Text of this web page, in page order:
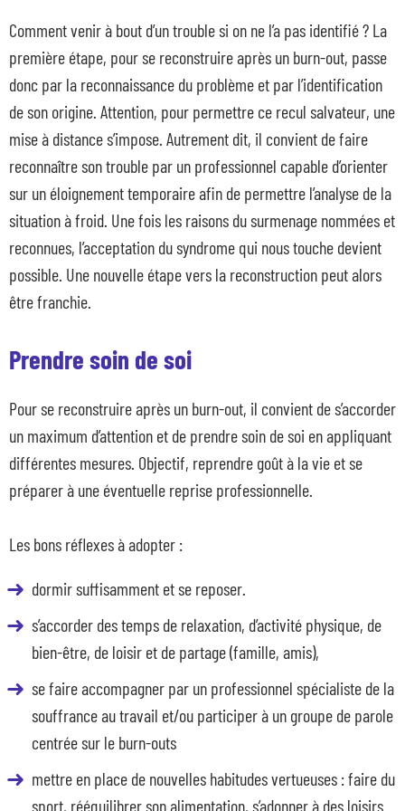
Comment venir à bout d’un trouble si on ne l’a pas identifié ? La
première étape, pour se reconstruire après un burn-out, passe
donc par la reconnaissance du problème et par l’identification
de son origine. Attention, pour permettre ce recul salvateur, une
mise à distance s’impose. Autrement dit, il convient de faire
reconnaître son trouble par un professionnel capable d’orienter
sur un éloignement temporaire afin de permettre l’analyse de la
situation à froid. Une fois les raisons du surmenage nommées et
reconnues, l’acceptation du syndrome qui nous touche devient
possible. Une nouvelle étape vers la reconstruction peut alors
être franchie.
Prendre soin de soi
Pour se reconstruire après un burn-out, il convient de s’accorder
un maximum d’attention et de prendre soin de soi en appliquant
différentes mesures. Objectif, reprendre goût à la vie et se
préparer à une éventuelle reprise professionnelle.
Les bons réflexes à adopter :
dormir suffisamment et se reposer.
s’accorder des temps de relaxation, d’activité physique, de
bien-être, de loisir et de partage (famille, amis),
se faire accompagner par un professionnel spécialiste de la
souffrance au travail et/ou participer à un groupe de parole
centrée sur le burn-outs
mettre en place de nouvelles habitudes vertueuses : faire du
sport, rééquilibrer son alimentation, s’adonner à des loisirs